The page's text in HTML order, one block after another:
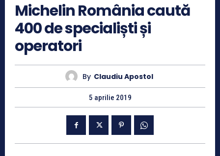
Michelin România caută
400 de specialiști și
operatori
By Claudiu Apostol
5 aprilie 2019